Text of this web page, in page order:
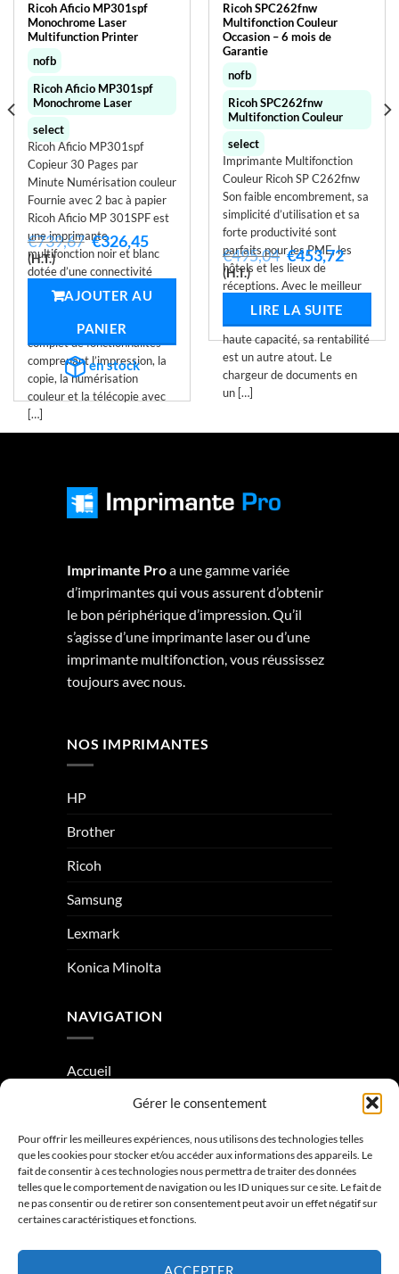
Gérer le consentement
Pour offrir les meilleures expériences, nous utilisons des technologies telles
que les cookies pour stocker et/ou accéder aux informations des appareils. Le
fait de consentir à ces technologies nous permettra de traiter des données
telles que le comportement de navigation ou les ID uniques sur ce site. Le fait de
ne pas consentir ou de retirer son consentement peut avoir un effet négatif sur
certaines caractéristiques et fonctions.
ACCEPTER
Ricoh Aficio MP301spf
Monochrome Laser
Multifunction Printer
nofb
Ricoh Aficio MP301spf
Monochrome Laser
select
Ricoh Aficio MP301spf
Copieur 30 Pages par
Minute Numérisation couleur
Fournie avec 2 bac à papier
Ricoh Aficio MP 301SPF est
une imprimante
multifonction noir et blanc
dotée d’une connectivité
sans fil en option. Ce
compact offre un ensemble
complet de fonctionnalités
comprenant l’impression, la
copie, la numérisation
couleur et la télécopie avec
[…]
€739,67 Le
prix
initial
était :
€739,67.
€326,45Le
prix
actuel
est :
€326,45.
(H.T.)
AJOUTER AU
PANIER
en stock
Ricoh SPC262fnw
Multifonction Couleur
Occasion – 6 mois de
Garantie
nofb
Ricoh SPC262fnw
Multifonction Couleur
select
Imprimante Multifonction
Couleur Ricoh SP C262fnw
Son faible encombrement, sa
simplicité d’utilisation et sa
forte productivité sont
parfaits pour les PME, les
hôtels et les lieux de
réceptions. Avec le meilleur
TCO de sa catégorie, grâce à
haute capacité, sa rentabilité
est un autre atout. Le
chargeur de documents en
un […]
€495,04 Le
prix
initial
était :
€495,04.
€453,72Le
actuel
(H.T.)
LIRE LA SUITE
Imprimante Proa une gamme variée
d’imprimantes qui vous assurent d’obtenir
le bon périphérique d’impression. Qu’il
s’agisse d’une imprimante laser ou d’une
imprimante multifonction, vous réussissez
toujours avec nous.
NOS IMPRIMANTES
HP
Brother
Ricoh
Samsung
Lexmark
Konica Minolta
NAVIGATION
Accueil
Condition générale de vente
Mentions légales
Contactez-nous